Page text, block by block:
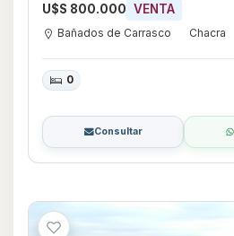
U$S 800.000 VENTA
Bañados de Carrasco Chacra
0
Consultar